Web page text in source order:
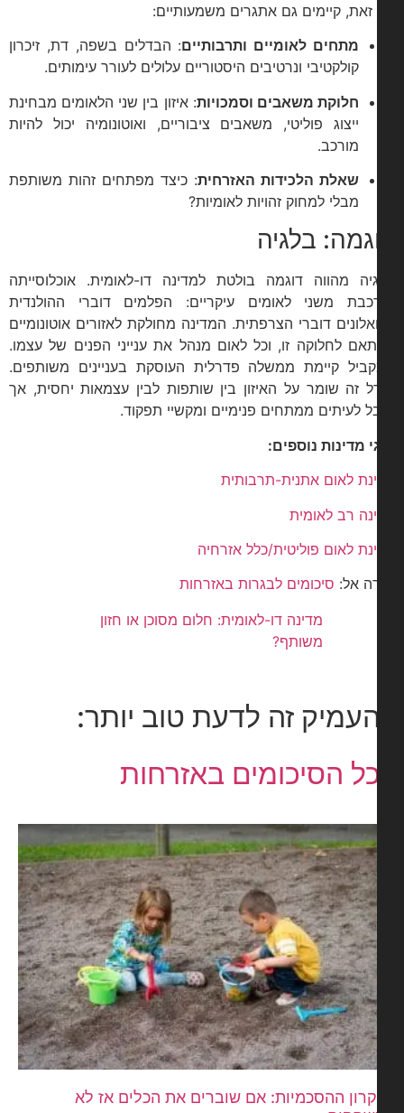
קיימים גם אתגרים משמעותיים:
מתחים לאומיים ותרבותיים: הבדלים בשפה, דת, זיכרון
קולקטיבי ונרטיבים היסטוריים עלולים לעורר עימותים.
חלוקת משאבים וסמכויות: איזון בין שני הלאומים מבחינת
ייצוג פוליטי, משאבים ציבוריים, ואוטונומיה יכול להיות
מורכב.
שאלת הלכידות האזרחית: כיצד מפתחים זהות משותפת
מבלי למחוק זהויות לאומיות?
בלגיה
מהווה דוגמה בולטת למדינה דו-לאומית. אוכלוסייתה
משני לאומים עיקריים: הפלמים דוברי ההולנדית
דוברי הצרפתית. המדינה מחולקת לאזורים אוטונומיים
לחלוקה זו, וכל לאום מנהל את ענייני הפנים של עצמו.
קיימת ממשלה פדרלית העוסקת בעניינים משותפים.
זה שומר על האיזון בין שותפות לבין עצמאות יחסית, אך
לעיתים ממתחים פנימיים ומקשיי תפקוד.
מדינות נוספים:
לאום אתנית-תרבותית
רב לאומית
לאום פוליטית/כלל אזרחיה
אל: סיכומים לבגרות באזרחות
מדינה דו-לאומית: חלום מסוכן או חזון
משותף?
זה לדעת טוב יותר:
הסיכומים באזרחות
ההסכמיות: אם שוברים את הכלים אז לא